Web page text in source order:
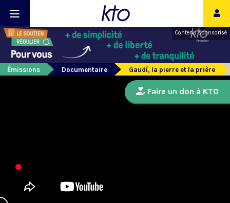
Contenu sponsorisé
Émissions Documentaire Gaudí, la pierre et la prière
Faire un don à KTO